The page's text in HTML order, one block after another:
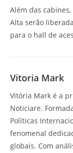
Além das
Alta serão
para o hall de
Vitoria Mark
Vitória Mark é a
Noticiare.
Políticas
fenomenal
globais. Com